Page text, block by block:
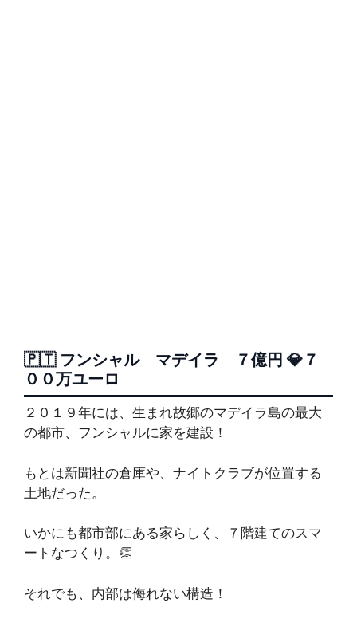
🇵🇹 フンシャル マデイラ ７億円 💎７
００万ユーロ
２０１９年には、生まれ故郷のマデイラ島の最大
の都市、フンシャルに家を建設！
もとは新聞社の倉庫や、ナイトクラブが位置する
土地だった。
いかにも都市部にある家らしく、７階建てのスマ
ートなつくり。👏
それでも、内部は侮れない構造！